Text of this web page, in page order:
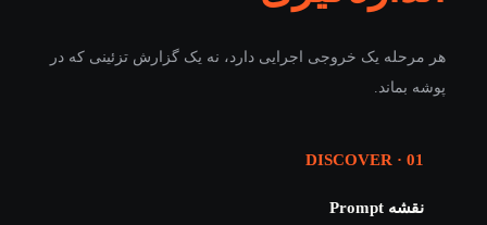
هر مرحله یک خروجی اجرایی دارد، نه یک گزارش تزئینی که در
پوشه بماند.
01 · DISCOVER
نقشه Prompt